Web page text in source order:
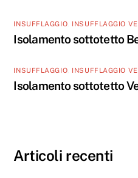
INSUFFLAGGIO INSUFFLAGGIO
Isolamento sottotetto
INSUFFLAGGIO INSUFFLAGGIO
Isolamento sottotetto
Articoli recenti